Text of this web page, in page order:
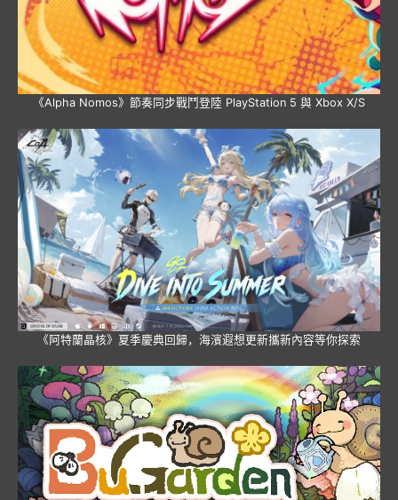
《Alpha Nomos》節奏同步戰鬥登陸 PlayStation 5 與 Xbox X/S
《阿特蘭晶核》夏季慶典回歸，海濱遐想更新攜新內容等你探索